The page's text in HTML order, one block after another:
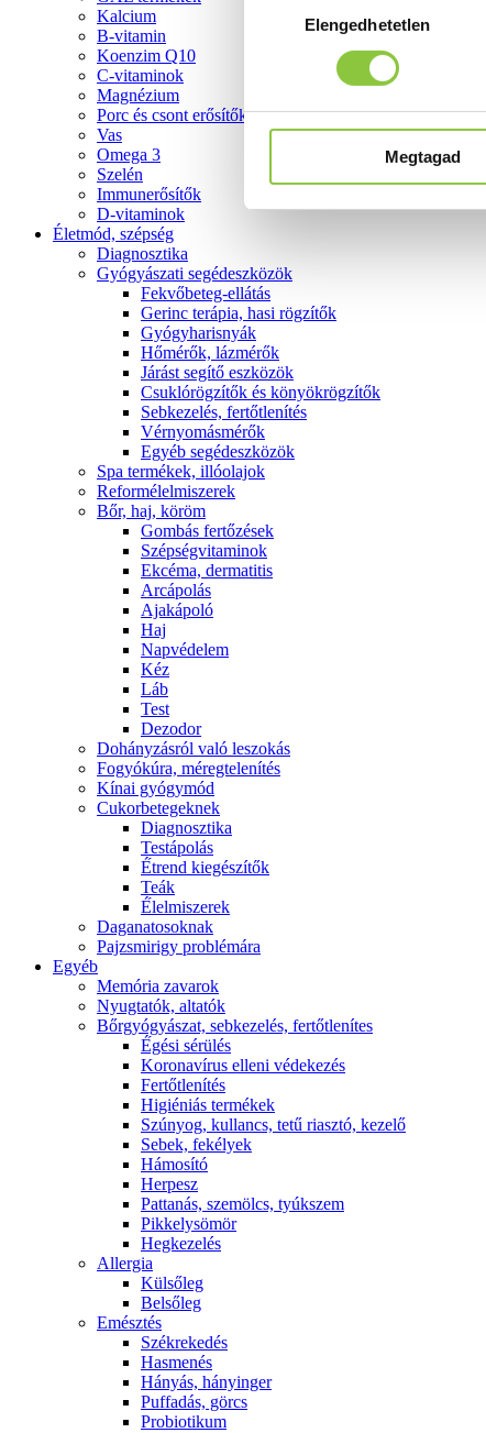
kiválasztásaElengedhetetlen
Megtagad
Kalcium
B-vitamin
Koenzim Q10
C-vitaminok
Magnézium
Porc és csont erősítők
Vas
Omega 3
Szelén
Immunerősítők
D-vitaminok
Életmód, szépség
Diagnosztika
Gyógyászati segédeszközök
Fekvőbeteg-ellátás
Gerinc terápia, hasi rögzítők
Gyógyharisnyák
Hőmérők, lázmérők
Járást segítő eszközök
Csuklórögzítők és könyökrögzítők
Sebkezelés, fertőtlenítés
Vérnyomásmérők
Egyéb segédeszközök
Spa termékek, illóolajok
Reformélelmiszerek
Bőr, haj, köröm
Gombás fertőzések
Szépségvitaminok
Ekcéma, dermatitis
Arcápolás
Ajakápoló
Haj
Napvédelem
Kéz
Láb
Test
Dezodor
Dohányzásról való leszokás
Fogyókúra, méregtelenítés
Kínai gyógymód
Cukorbetegeknek
Diagnosztika
Testápolás
É́trend kiegészítők
Teák
É́lelmiszerek
Daganatosoknak
Pajzsmirigy problémára
Egyéb
Memória zavarok
Nyugtatók, altatók
Bőrgyógyászat, sebkezelés, fertőtlenítes
É́gési sérülés
Koronavírus elleni védekezés
Fertőtlenítés
Higiéniás termékek
Szúnyog, kullancs, tetű riasztó, kezelő
Sebek, fekélyek
Hámosító
Herpesz
Pattanás, szemölcs, tyúkszem
Pikkelysömör
Hegkezelés
Allergia
Külsőleg
Belsőleg
Emésztés
Székrekedés
Hasmenés
Hányás, hányinger
Puffadás, görcs
Probiotikum